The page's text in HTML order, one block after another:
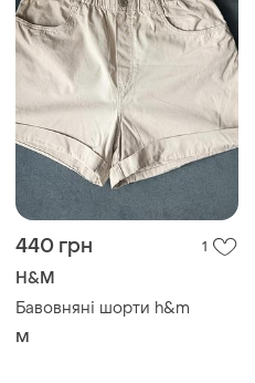
440 грн 1
H&M
Бавовняні шорти h&m
M